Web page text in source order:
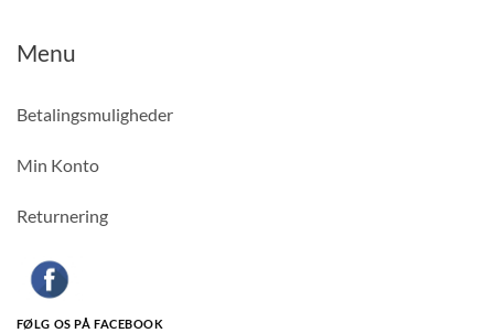
Menu
Betalingsmuligheder
Min Konto
Returnering
FØLG OS PÅ FACEBOOK